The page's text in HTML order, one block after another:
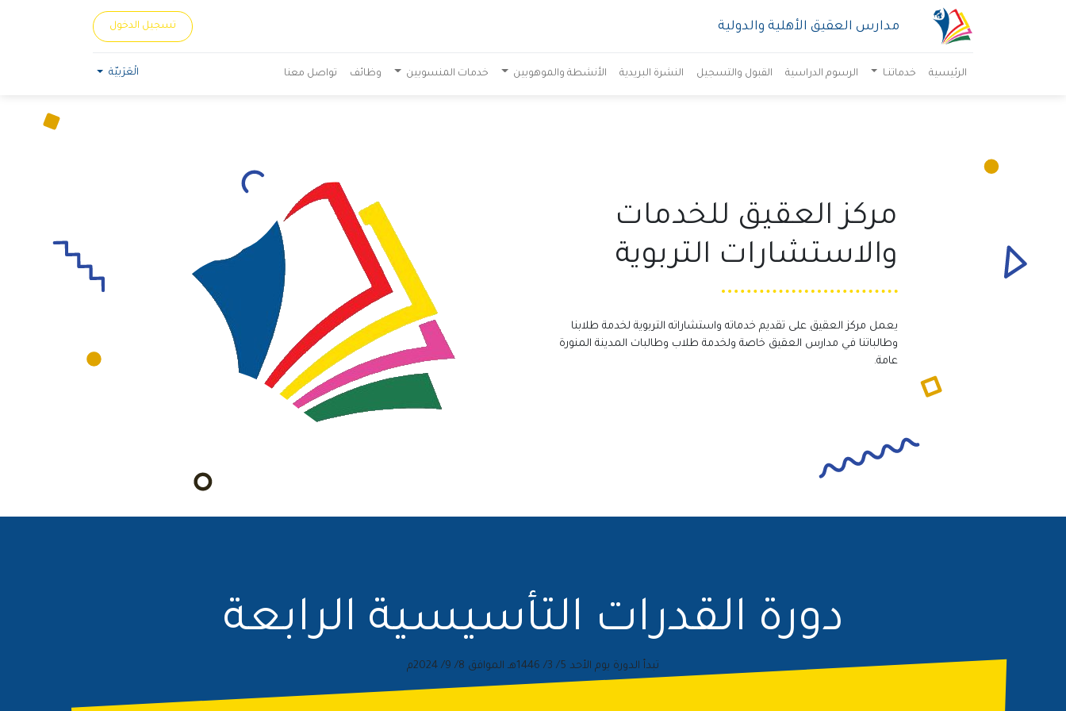
مدارس العقيق الأهلية والدولية تسجيل الدخول
الرئيسية خدماتنـا الرسوم الدراسية القبول والتسجيل النشرة البريدية الأنشطة والموهوبين خدمات المنسوبين وظائف تواصل معنا الْعَرَبيّة
مركز العقيق للخدمات
والاستشارات التربوية
يعمل مركز العقيق على تقديم خدماته واستشاراته التربوية لخدمة طلابنا
وطالباتنا في مدارس العقيق خاصة ولخدمة طلاب وطالبات المدينة المنورة
عامة.
دورة القدرات التأسيسية الرابعة
تبدأ الدورة يوم الأحد 5/ 3/ 1446هـ الموافق 8/ 9/ 2024م